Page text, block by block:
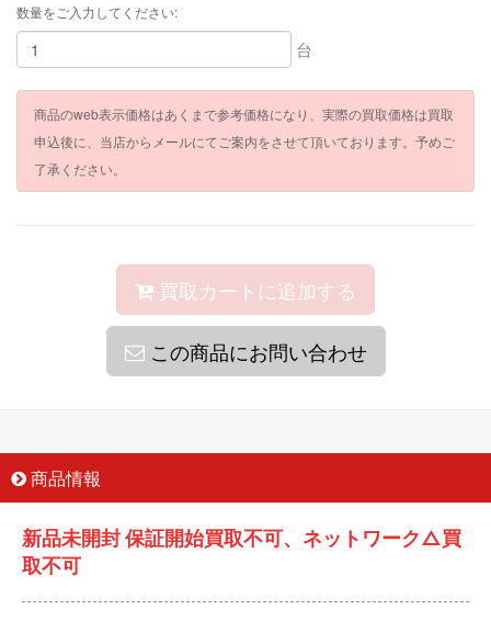
数量をご入力してください:
台
商品のweb表示価格はあくまで参考価格になり、実際の買取価格は買取
申込後に、当店からメールにてご案内をさせて頂いております。予めご
了承ください。
買取カートに追加する
この商品にお問い合わせ
商品情報
新品未開封 保証開始買取不可、ネットワーク△買
取不可